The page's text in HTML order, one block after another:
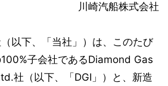
川崎汽船株式会社
以下、「当社」）は、このたび
子会社であるDiamond Gas
社（以下、「DGI」）と、新造